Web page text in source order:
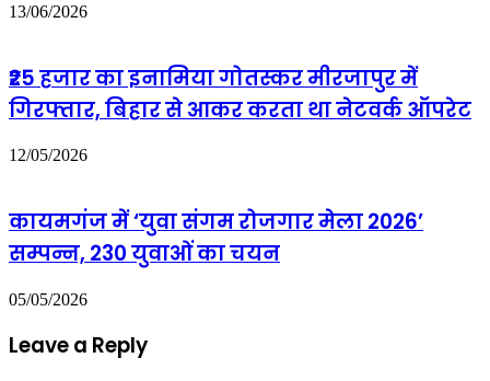
बचें
13/06/2026
₹25 हजार का इनामिया गोतस्कर मीरजापुर में
गिरफ्तार, बिहार से आकर करता था नेटवर्क ऑपरेट
12/05/2026
कायमगंज में ‘युवा संगम रोजगार मेला 2026’
सम्पन्न, 230 युवाओं का चयन
05/05/2026
Leave a Reply